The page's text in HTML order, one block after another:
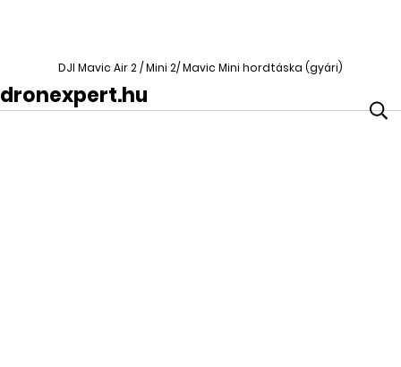
DJI Mavic Air 2 / Mini 2/ Mavic Mini hordtáska (gyári)
dronexpert.hu